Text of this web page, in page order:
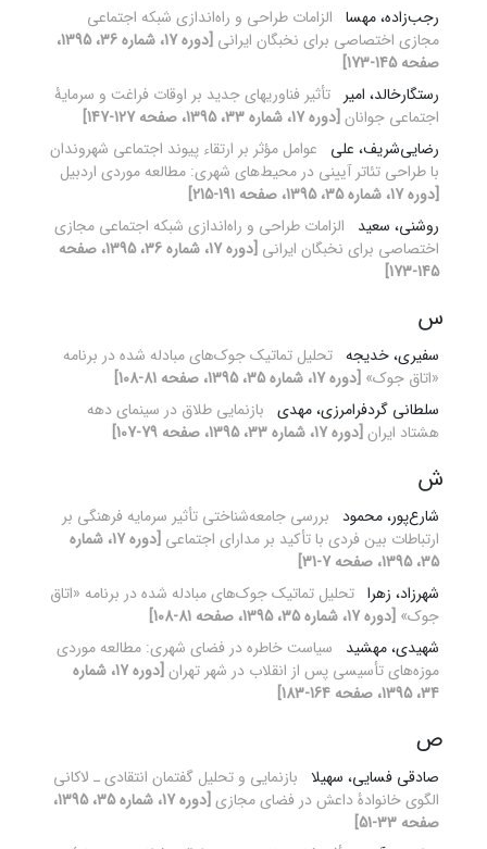
رجب‌زاده، مهسا الزامات طراحی و راه‌اندازی شبکه اجتماعی
مجازی اختصاصی برای نخبگان ایرانی
[دوره 17، شماره 36، 1395،
صفحه 145-173]
رستگارخالد، امیر تأثیر فناوری‏های جدید بر اوقات فراغت و سرمایۀ
اجتماعی جوانان [دوره 17، شماره 33، 1395، صفحه 127-147]
رضایی‌شریف، علی
عوامل مؤثر بر ارتقاء پیوند اجتماعی شهروندان
با طراحی تئاتر آیینی در محیط‌های شهری: مطالعه موردی اردبیل
[دوره 17، شماره 35، 1395، صفحه 191-215]
روشنی، سعید
الزامات طراحی و راه‌اندازی شبکه اجتماعی مجازی
اختصاصی برای نخبگان ایرانی
[دوره 17، شماره 36، 1395، صفحه
145-173]
س
سفیری، خدیجه تحلیل تماتیک جوک‌های مبادله شده در برنامه
«اتاق جوک» [دوره 17، شماره 35، 1395، صفحه 81-108]
سلطانی گردفرامرزی، مهدی بازنمایی طلاق در سینمای دهه
هشتاد ایران [دوره 17، شماره 33، 1395، صفحه 79-107]
ش
شارع‌پور، محمود بررسی جامعه‌شناختی تأثیر سرمایه فرهنگی بر
ارتباطات بین فردی با تأکید بر مدارای اجتماعی
[دوره 17، شماره
35، 1395، صفحه 7-31]
شهرزاد، زهرا تحلیل تماتیک جوک‌های مبادله شده در برنامه «اتاق
جوک» [دوره 17، شماره 35، 1395، صفحه 81-108]
شهیدی، مهشید
سیاست خاطره در فضای شهری: مطالعه موردی
موزه‌های تأسیسی پس از انقلاب در شهر تهران
[دوره 17، شماره
34، 1395، صفحه 164-183]
ص
صادقی فسایی، سهیلا بازنمایی و تحلیل گفتمان انتقادی ـ لاکانی
الگوی خانوادۀ داعش در فضای مجازی
[دوره 17، شماره 35، 1395،
صفحه 33-51]